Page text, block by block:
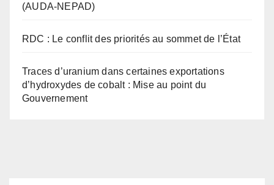
(AUDA-NEPAD)
RDC : Le conflit des priorités au sommet de l’État
Traces d’uranium dans certaines exportations
d’hydroxydes de cobalt : Mise au point du
Gouvernement